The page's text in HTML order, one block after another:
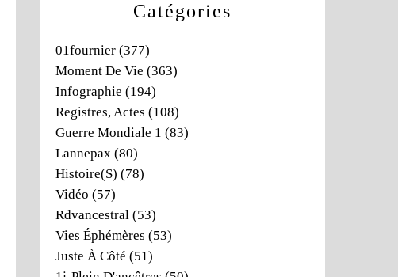
Catégories
01fournier (377)
Moment De Vie (363)
Infographie (194)
Registres, Actes (108)
Guerre Mondiale 1 (83)
Lannepax (80)
Histoire(s) (78)
Vidéo (57)
Rdvancestral (53)
Vies Éphémères (53)
Juste À Côté (51)